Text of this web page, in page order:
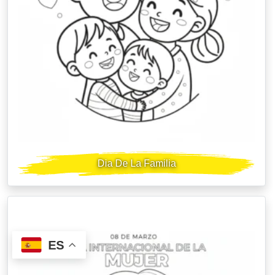
Dia De La Familia
ES